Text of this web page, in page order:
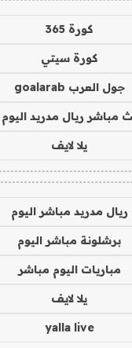
كورة 365
كورة سيتي
جول العرب goalarab
مباشر ريال مدريد اليوم
يلا لايف
ريال مدريد مباشر اليوم
برشلونة مباشر اليوم
مباريات اليوم مباشر
يلا لايف
yalla live